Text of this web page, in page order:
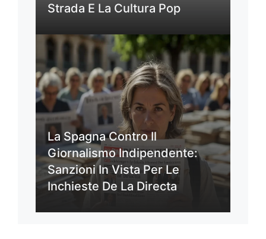
Strada E La Cultura Pop
La Spagna Contro Il
Giornalismo Indipendente:
Sanzioni In Vista Per Le
Inchieste De La Directa